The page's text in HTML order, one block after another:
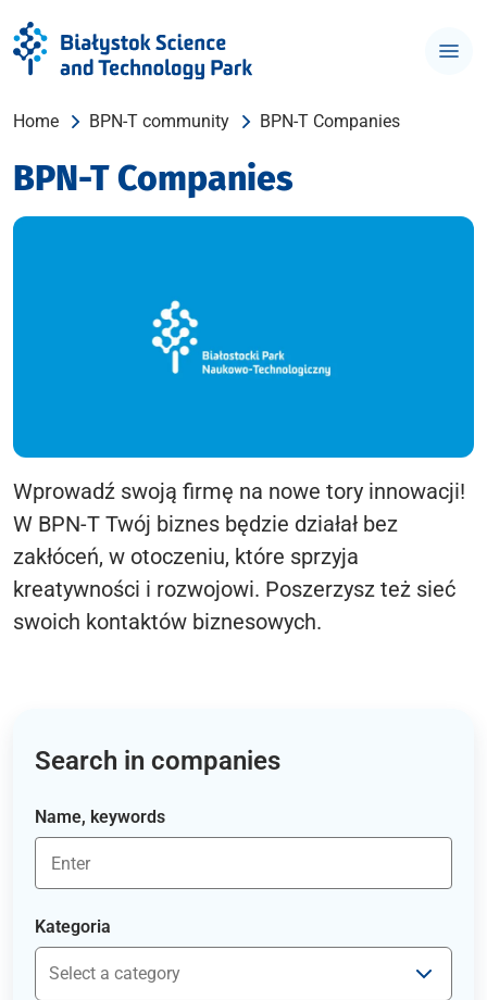
Home BPN-T community BPN-T Companies
BPN-T Companies
Wprowadź swoją firmę na nowe tory innowacji!
W BPN-T Twój biznes będzie działał bez
zakłóceń, w otoczeniu, które sprzyja
kreatywności i rozwojowi. Poszerzysz też sieć
swoich kontaktów biznesowych.
Search in companies
Name, keywords
Kategoria